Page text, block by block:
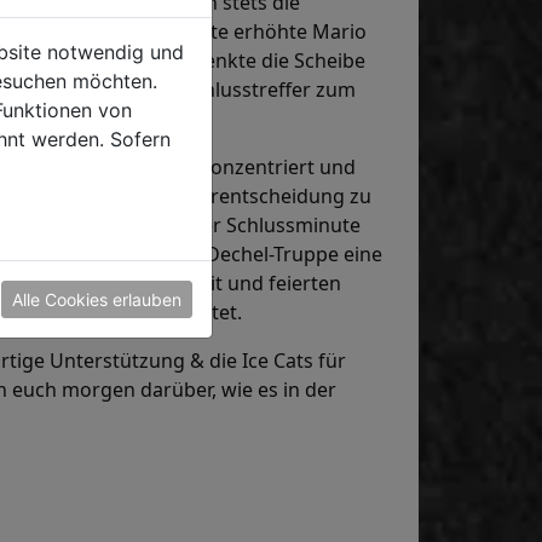
In der 28. Minute erhöhte Mario
vor das Tor und versenkte die Scheibe
Powerplay der Anschlusstreffer zum
agierten konzentriert und
Treffer für die Vorentscheidung zu
Amstetten kam in der Schlussminute
verhinderte die Dechel-Truppe eine
über die Zeit und feierten
von 2:0 bedeutet.
Unterstützung & die Ice Cats für
morgen darüber, wie es in der
notwendig und
möchten.
von
werden. Sofern
Alle Cookies erlauben